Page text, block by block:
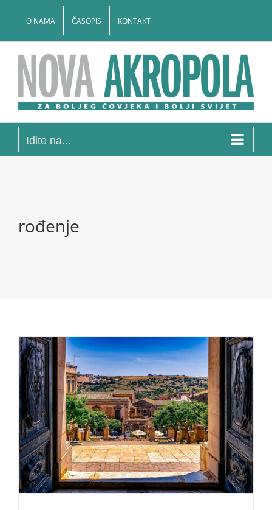
O NAMA ČASOPIS KONTAKT
Idite na...
rođenje